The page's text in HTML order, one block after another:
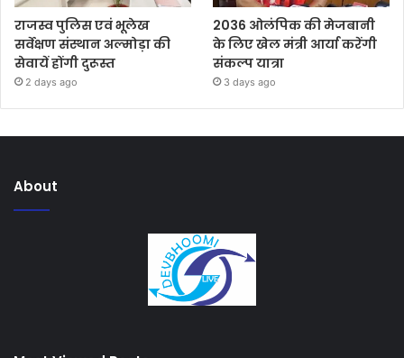
राजस्व पुलिस एवं भूलेख
सर्वेक्षण संस्थान अल्मोड़ा की
सेवायें होंगी दुरूस्त
2 days ago
2036 ओलंपिक की मेजबानी
के लिए खेल मंत्री आर्या करेंगी
संकल्प यात्रा
3 days ago
About